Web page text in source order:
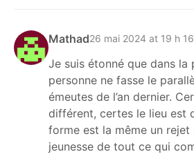
Mathad26 mai 2024 at 19 h
Je suis étonné que dans la
personne ne fasse le
émeutes de l’an dernier.
différent, certes le lieu est
forme est la même un rejet
jeunesse de tout ce qui